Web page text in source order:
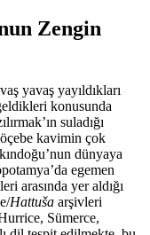
Zengin
yavaş yayıldıkları
konusunda
suladığı
kavimin çok
dünyaya
egemen
arasında yer aldığı
Hattuša arşivleri
Sümerce,